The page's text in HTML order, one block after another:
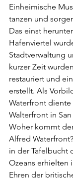
Einheimische
tanzen und
Das einst
Hafenviertel
Stadtverwaltung
kurzer Zeit
restauriert und
erstellt. Als
Waterfront
Walterfront in
Woher kommt
Alfred
in der Tafelbucht
Ozeans erhielten
Ehren der